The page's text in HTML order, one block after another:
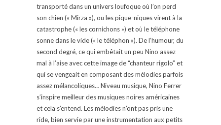
transporté dans un univers loufoque où l’on perd
son chien (« Mirza »), ou les pique-niques virent à la
catastrophe (« les cornichons ») et où le téléphone
sonne dans le vide (« le téléphon »). De l’humour, du
second degré, ce qui embêtait un peu Nino assez
mal à l’aise avec cette image de “chanteur rigolo” et
qui se vengeait en composant des mélodies parfois
assez mélancoliques… Niveau musique, Nino Ferrer
s’inspire meilleur des musiques noires américaines
et cela s’entend. Les mélodies n’ont pas pris une
ride, bien servie par une instrumentation aux petits